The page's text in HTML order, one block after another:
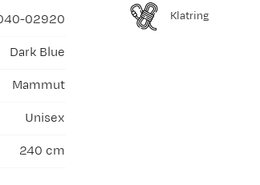
02920
Dark Blue
Mammut
Unisex
240 cm
Klatring